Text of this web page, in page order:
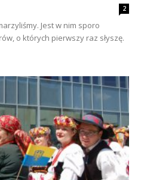
2
Jest w nim sporo
o których pierwszy raz słyszę.